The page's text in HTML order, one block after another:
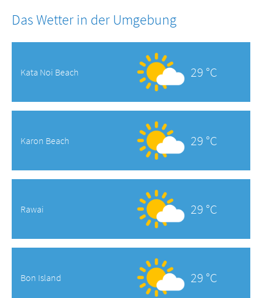
Das Wetter in der Umgebung
Kata Noi Beach 29 °C
Karon Beach 29 °C
Rawai 29 °C
Bon Island 29 °C